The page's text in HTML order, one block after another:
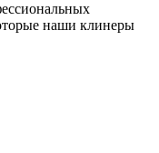
наши клинеры